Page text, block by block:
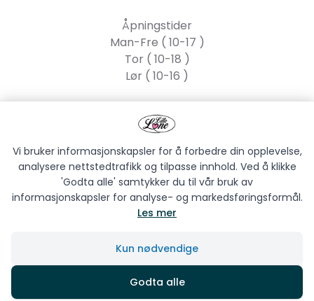
Åpningstider
Man-Fre ( 10-17 )
Tor ( 10-18 )
Lør ( 10-16 )
Strandgata 55, 2317
Hamar
Siden driftes avShoplabs
Vi bruker informasjonskapsler for å forbedre din opplevelse,
analysere nettstedtrafikk og tilpasse innhold. Ved å klikke
'Godta alle' samtykker du til vår bruk av
informasjonskapsler for analyse- og markedsføringsformål.
Les mer
Kun nødvendige
Godta alle